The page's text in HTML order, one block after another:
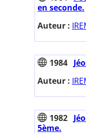
en seconde.
Auteur :
1984
Auteur :
1982
5ème.